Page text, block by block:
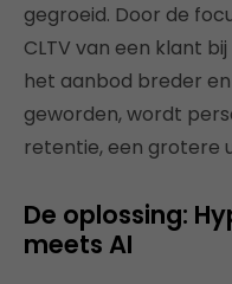
gegroeid. Door de
CLTV van een klant
het aanbod breder
geworden, wordt
retentie, een grotere
De oplossing:
meets AI